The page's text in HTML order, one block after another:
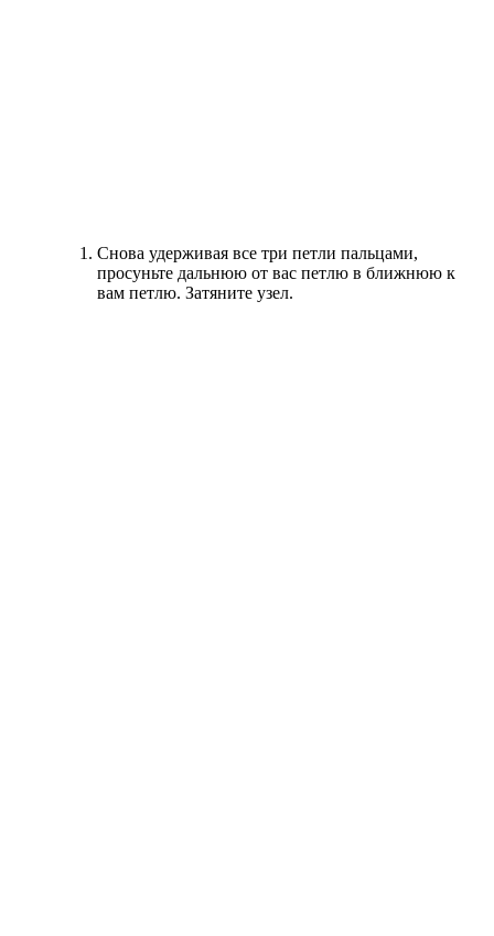
Снова удерживая все три петли пальцами,
просуньте дальнюю от вас петлю в ближнюю к
вам петлю. Затяните узел.